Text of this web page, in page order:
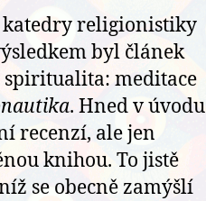
katedry religionistiky
byl článek
meditace
. Hned v úvodu
recenzí, ale jen
knihou. To jistě
se obecně zamýšlí